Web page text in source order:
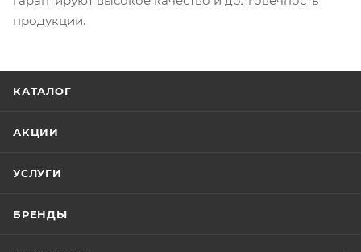
продукции.
КАТАЛОГ
АКЦИИ
УСЛУГИ
БРЕНДЫ